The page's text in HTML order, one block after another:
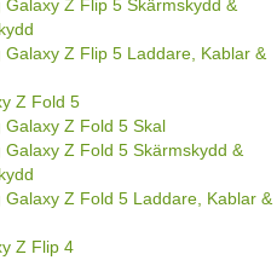
Galaxy Z Flip 5 Skärmskydd &
Galaxy Z Flip 5 Laddare, Kablar &
Z Fold 5
Galaxy Z Fold 5 Skal
Galaxy Z Fold 5 Skärmskydd &
Galaxy Z Fold 5 Laddare, Kablar &
Z Flip 4